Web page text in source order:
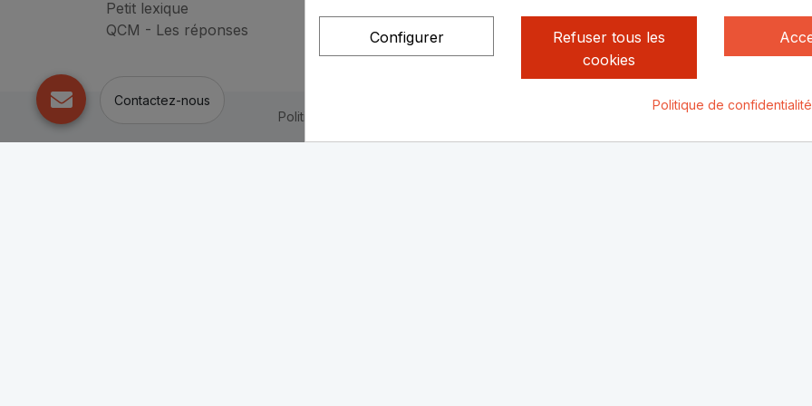
Contactez-nous
Petit lexique
QCM - Les réponses
vous
Politique de confidentialité © Rhone Philatelie 2021
Refuser tous les
cookies
Configurer
Politique de